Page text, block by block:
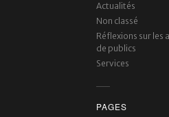
Actualités
Non classé
Réflexions sur les
de publics
Services
PAGES